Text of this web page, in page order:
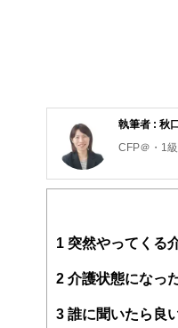
執筆者 : 秋
CFP＠・1
1 突然やってくる
2 介護状態になっ
3 誰に聞いたら良